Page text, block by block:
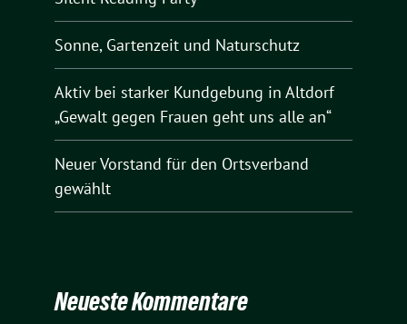
Sonne, Gartenzeit und Naturschutz
Aktiv bei starker Kundgebung in Altdorf
„Gewalt gegen Frauen geht uns alle an“
Neuer Vorstand für den Ortsverband
gewählt
Neueste Kommentare